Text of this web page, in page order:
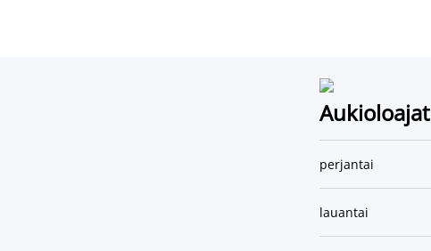
Aukioloajat
perjantai
lauantai